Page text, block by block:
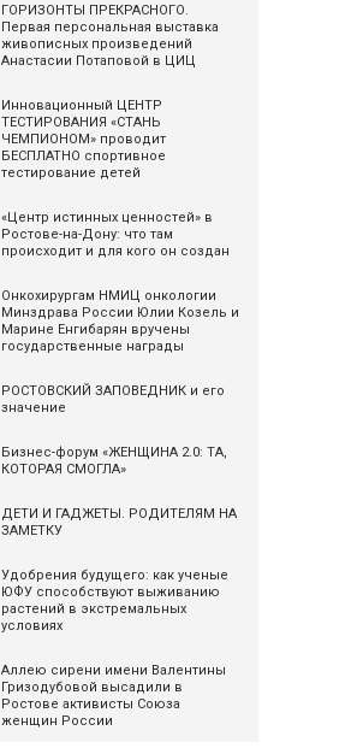
ГОРИЗОНТЫ ПРЕКРАСНОГО.
Первая персональная выставка
живописных произведений
Анастасии Потаповой в ЦИЦ
Инновационный ЦЕНТР
ТЕСТИРОВАНИЯ «СТАНЬ
ЧЕМПИОНОМ» проводит
БЕСПЛАТНО спортивное
тестирование детей
«Центр истинных ценностей» в
Ростове-на-Дону: что там
происходит и для кого он создан
Онкохирургам НМИЦ онкологии
Минздрава России Юлии Козель и
Марине Енгибарян вручены
государственные награды
РОСТОВСКИЙ ЗАПОВЕДНИК и его
значение
Бизнес-форум «ЖЕНЩИНА 2.0: ТА,
КОТОРАЯ СМОГЛА»
ДЕТИ И ГАДЖЕТЫ. РОДИТЕЛЯМ НА
ЗАМЕТКУ
Удобрения будущего: как ученые
ЮФУ способствуют выживанию
растений в экстремальных
условиях
Аллею сирени имени Валентины
Гризодубовой высадили в
Ростове активисты Союза
женщин России